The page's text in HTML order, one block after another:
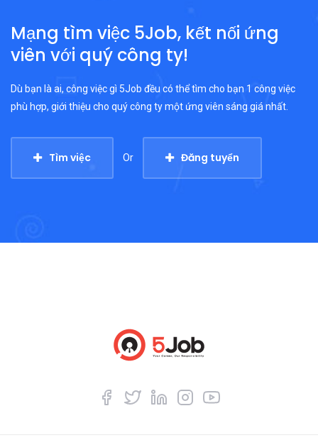
Mạng tìm việc 5Job, kết nối ứng
viên với quý công ty!
Dù bạn là ai, công việc gì 5Job đều có thể tìm cho bạn 1 công việc
phù hợp, giới thiệu cho quý công ty một ứng viên sáng giá nhất.
Tìm việc Or Đăng tuyển